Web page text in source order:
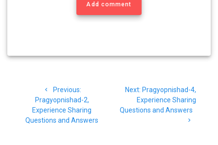
Add comment
navigation
Previous:Previous
post:
Pragyopnishad-2,
Experience Sharing
Questions and Answers
Next: Next
post:
Pragyopnishad-4,
Experience Sharing
Questions and Answers